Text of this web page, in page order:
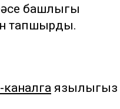
башлыгы
тапшырды.
язылыгыз